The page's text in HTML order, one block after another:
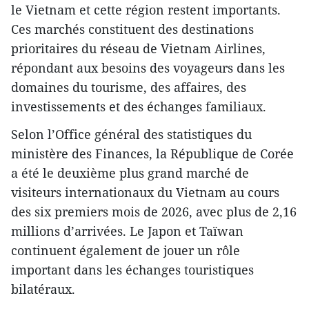
le Vietnam et cette région restent importants.
Ces marchés constituent des destinations
prioritaires du réseau de Vietnam Airlines,
répondant aux besoins des voyageurs dans les
domaines du tourisme, des affaires, des
investissements et des échanges familiaux.
Selon l’Office général des statistiques du
ministère des Finances, la République de Corée
a été le deuxième plus grand marché de
visiteurs internationaux du Vietnam au cours
des six premiers mois de 2026, avec plus de 2,16
millions d’arrivées. Le Japon et Taïwan
continuent également de jouer un rôle
important dans les échanges touristiques
bilatéraux.